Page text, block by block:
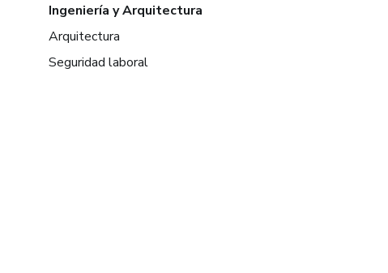
Ingeniería y Arquitectura
Arquitectura
Seguridad laboral